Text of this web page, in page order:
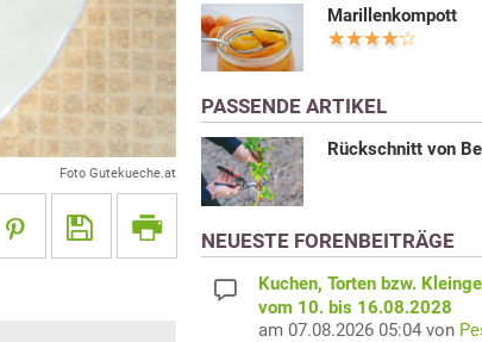
Foto Gutekueche.at
Marillenkompott
PASSENDE ARTIKEL
Rückschnitt von
NEUESTE FORENBEITRÄGE
Kuchen, Torten bzw.
vom 10. bis 16.08.2028
am 07.08.2026 05:04 von